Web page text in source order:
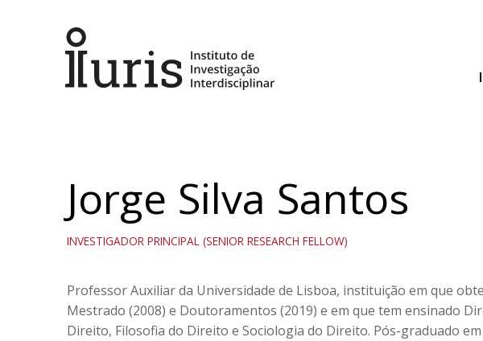
Jorge Silva Santos
INVESTIGADOR PRINCIPAL (SENIOR RESEARCH FELLOW)
Professor Auxiliar da Universidade de Lisboa, instituição em que
Mestrado (2008) e Doutoramentos (2019) e em que tem ensinado
Direito, Filosofia do Direito e Sociologia do Direito. Pós-graduado